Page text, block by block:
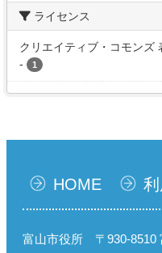
ライセンス
クリエイティブ・コモンズ
-
1
HOME
富山市役所 〒930-8510